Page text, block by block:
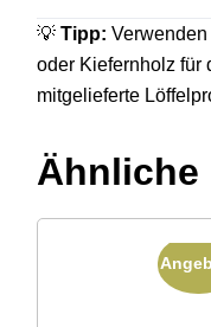
💡 Tipp:
oder Kiefernholz für
mitgelieferte
Ähnliche